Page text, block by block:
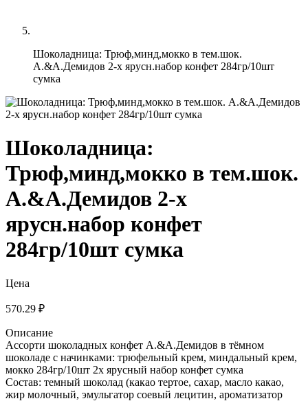
Шоколадница: Трюф,минд,мокко в тем.шок.
А.&А.Демидов 2-х ярусн.набор конфет 284гр/10шт
сумка
Шоколадница:
Трюф,минд,мокко в тем.шок.
А.&А.Демидов 2-х
ярусн.набор конфет
284гр/10шт сумка
Цена
570.29 ₽
Описание
Ассорти шоколадных конфет А.&А.Демидов в тёмном
шоколаде с начинками: трюфельный крем, миндальный крем,
мокко 284гр/10шт 2х ярусный набор конфет сумка
Состав: темный шоколад (какао тертое, сахар, масло какао,
жир молочный, эмульгатор соевый лецитин, ароматизатор